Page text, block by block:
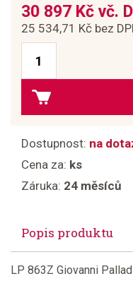
30 897 Kč vč.
25 534,71 Kč bez
Dostupnost: na
Cena za: ks
Záruka: 24 měsíců
Popis produktu
LP 863Z Giovanni